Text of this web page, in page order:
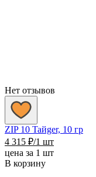
Нет отзывов
ZIP 10 Taйger, 10 гр
4 315 ₽/1 шт
цена за 1 шт
В корзину